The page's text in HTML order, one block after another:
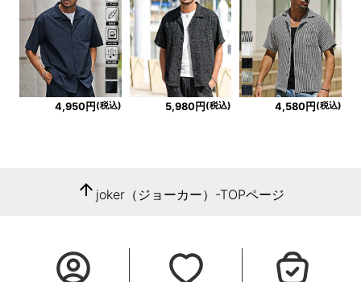
4,950円(税込) 5,980円(税込) 4,580円(税込)
arrow_upward joker（ジョーカー）-TOPページ